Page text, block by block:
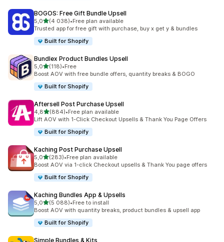
BOGOS: Free Gift Bundle Upsell
5,0av 5 stjerner
(4 038)
Totalt 4038 omtaler
•Free plan available
Trusted app for free gift with purchase, buy x get y & bundles
Built for Shopify
Bundlex Product Bundles Upsell
5,0av 5 stjerner
(118)
Totalt 118 omtaler
•Free
Boost AOV with free bundle offers, quantity breaks & BOGO
Built for Shopify
Aftersell Post Purchase Upsell
4,8av 5 stjerner
(884)
Totalt 884 omtaler
•Free plan available
Lift AOV with 1-Click Checkout Upsells & Thank You Page Offers
Built for Shopify
Kaching Post Purchase Upsell
5,0av 5 stjerner
(283)
Totalt 283 omtaler
•Free plan available
Boost AOV via 1-click Checkout upsells & Thank You page offers
Built for Shopify
Kaching Bundles App & Upsells
5,0av 5 stjerner
(5 088)
Totalt 5088 omtaler
•Free to install
Boost AOV with quantity breaks, product bundles & upsell app
Built for Shopify
Simple Bundles & Kits